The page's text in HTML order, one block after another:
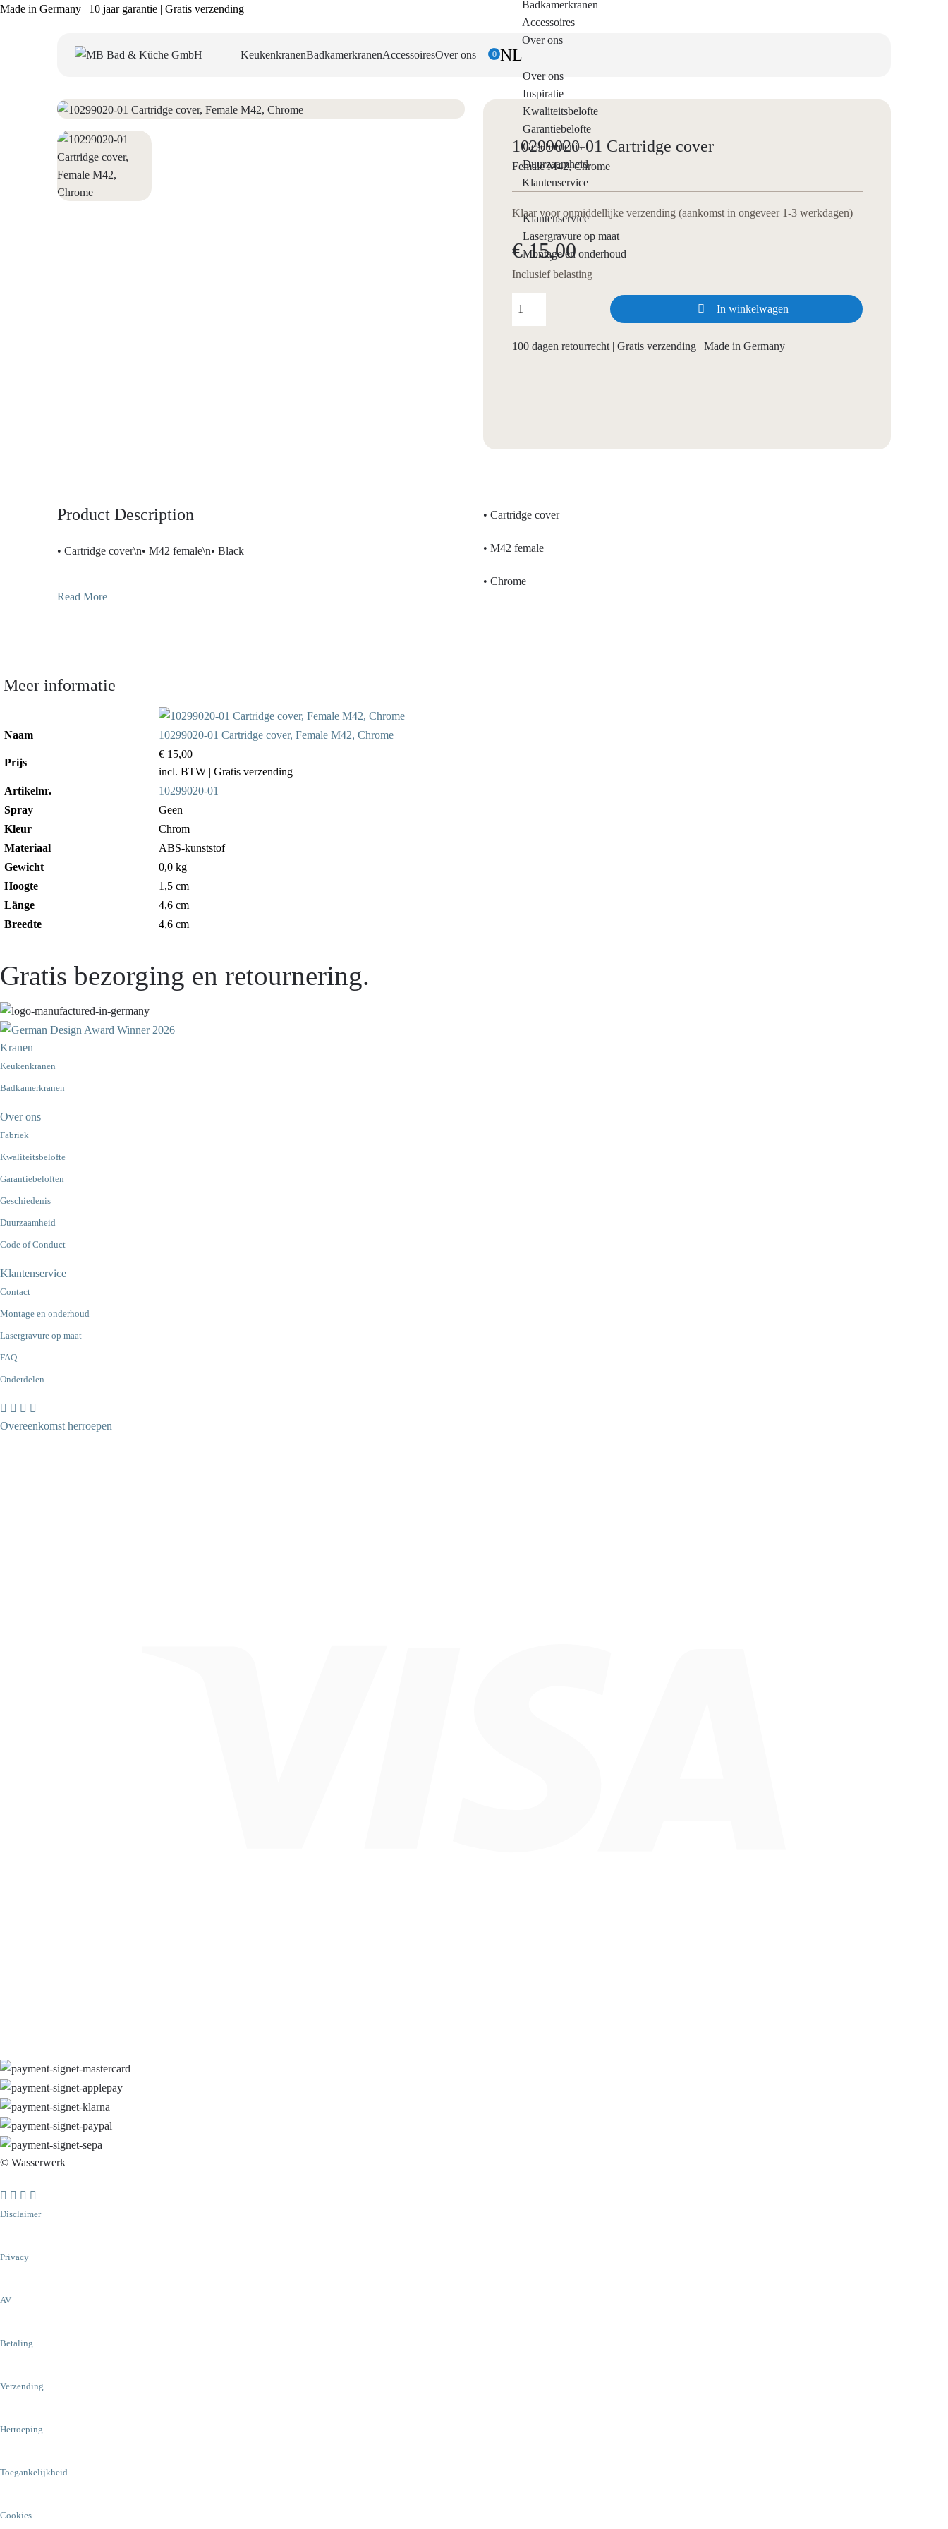
Made in Germany | 10 jaar garantie | Gratis verzending
KeukenkranenBadkamerkranenAccessoiresOver ons 0 NL
Badkamerkranen
Accessoires
Over ons
Over ons
Inspiratie
Kwaliteitsbelofte
Garantiebelofte
Geschiedenis
Duurzaamheid
Klantenservice
Klantenservice
Lasergravure op maat
Montage en onderhoud
10299020-01 Cartridge cover
Female M42, Chrome
Klaar voor onmiddellijke verzending (aankomst in ongeveer 1-3 werkdagen)
€ 15,00
Inclusief belasting
 In winkelwagen
100 dagen retourrecht | Gratis verzending | Made in Germany
Product Description
• Cartridge cover\n• M42 female\n• Black
Read More
• Cartridge cover
• M42 female
• Chrome
Meer informatie
Naam 10299020-01 Cartridge cover, Female M42, Chrome
Prijs
€ 15,00
incl. BTW | Gratis verzending
Artikelnr.
10299020-01
Spray
Geen
Kleur
Chrom
Materiaal
ABS-kunststof
Gewicht
0,0 kg
Hoogte
1,5 cm
Länge
4,6 cm
Breedte
4,6 cm
Gratis bezorging en retournering.
Kranen
Keukenkranen
Badkamerkranen
Over ons
Fabriek
Kwaliteitsbelofte
Garantiebeloften
Geschiedenis
Duurzaamheid
Code of Conduct
Klantenservice
Contact
Montage en onderhoud
Lasergravure op maat
FAQ
Onderdelen
Overeenkomst herroepen
© Wasserwerk
Disclaimer
|
Privacy
|
AV
|
Betaling
|
Verzending
|
Herroeping
|
Toegankelijkheid
|
Cookies